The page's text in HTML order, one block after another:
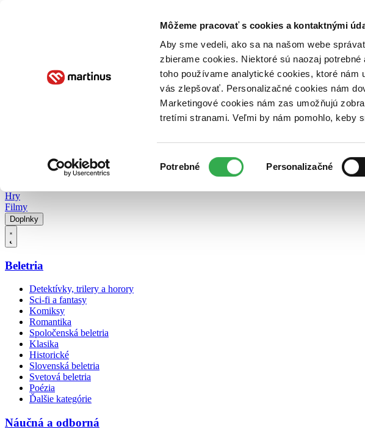
Môžeme pracovať s cookies a kontaktnými
Aby sme vedeli, ako sa na našom webe
zbierame cookies. Niektoré sú naozaj
toho používame analytické cookies, ktoré
vás zlepšovať. Personalizačné cookies nám
Marketingové cookies nám zas umožňujú
tretími stranami. Veľmi by nám pomohlo, keby
súhlasu
Potrebné Personalizačné
Poukážky Kontakt
Hry
Filmy
Doplnky
Beletria
Detektívky, trilery a horory
Sci-fi a fantasy
Komiksy
Romantika
Spoločenská beletria
Klasika
Historické
Slovenská beletria
Svetová beletria
Poézia
Ďalšie kategórie
Náučná a odborná